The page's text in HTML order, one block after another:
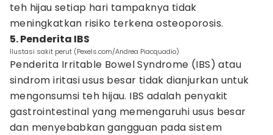
teh hijau setiap hari tampaknya tidak
meningkatkan risiko terkena osteoporosis.
5. Penderita IBS
Ilustasi sakit perut (Pexels.com/Andrea Piacquadio)
Penderita Irritable Bowel Syndrome (IBS) atau
sindrom iritasi usus besar tidak dianjurkan untuk
mengonsumsi teh hijau. IBS adalah penyakit
gastrointestinal yang memengaruhi usus besar
dan menyebabkan gangguan pada sistem